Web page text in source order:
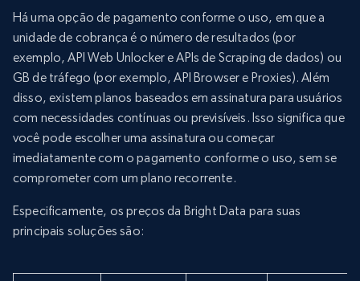
Há uma opção de pagamento conforme o uso, em que a
unidade de cobrança é o número de resultados (por
exemplo, API Web Unlocker e APIs de Scraping de dados) ou
GB de tráfego (por exemplo, API Browser e Proxies). Além
disso, existem planos baseados em assinatura para usuários
com necessidades contínuas ou previsíveis. Isso significa que
você pode escolher uma assinatura ou começar
imediatamente com o pagamento conforme o uso, sem se
comprometer com um plano recorrente.
Especificamente, os preços da Bright Data para suas
principais soluções são: